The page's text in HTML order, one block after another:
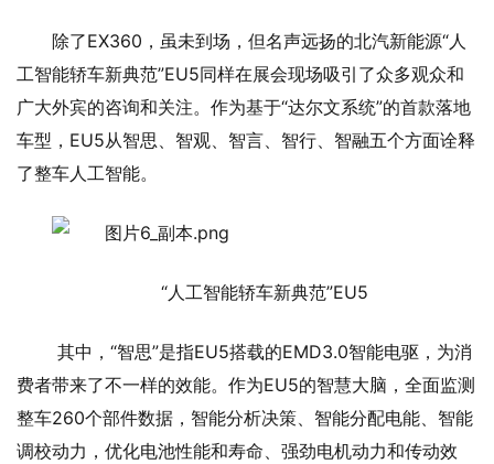
除了EX360，虽未到场，但名声远扬的北汽新能源“人
工智能轿车新典范”EU5同样在展会现场吸引了众多观众和
广大外宾的咨询和关注。作为基于“达尔文系统”的首款落地
车型，EU5从智思、智观、智言、智行、智融五个方面诠释
了整车人工智能。
“人工智能轿车新典范”EU5
其中，“智思”是指EU5搭载的EMD3.0智能电驱，为消
费者带来了不一样的效能。作为EU5的智慧大脑，全面监测
整车260个部件数据，智能分析决策、智能分配电能、智能
调校动力，优化电池性能和寿命、强劲电机动力和传动效